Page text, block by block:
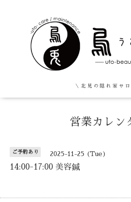
＼ 北 見 の 隠 れ 家 サ ロ
営業カレン
ご予約あり 2025-11-25 (Tue)
14:00-17:00 美容鍼